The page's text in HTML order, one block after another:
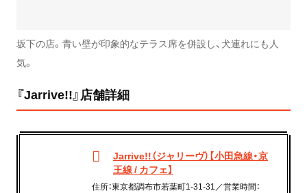
坂下の店。青い壁が印象的なテラス席を併設し、犬連れにも人
気。
『Jarrive!!』店舗詳細
Jarrive!!（ジャリーヴ）【小田急線・京
王線 / カフェ】
住所：東京都調布市若葉町1-31-31／営業時間：